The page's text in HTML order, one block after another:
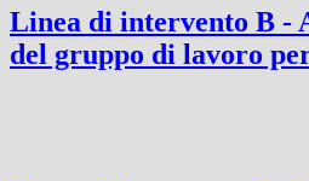
Linea di intervento B -
del gruppo di lavoro